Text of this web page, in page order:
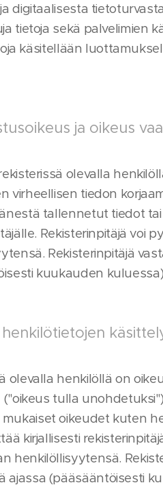
digitaalisesta
tietoja sekä palvelimien
käsitellään
ja oikeus
olevalla
virheellisen tiedon
tallennetut tiedot
Rekisterinpitäjä voi
Rekisterinpitäjä
kuukauden
henkilötietojen
olevalla henkilöllä on
("oikeus tulla
oikeudet kuten
kirjallisesti
henkilöllisyytensä.
ajassa (pääsääntöisesti